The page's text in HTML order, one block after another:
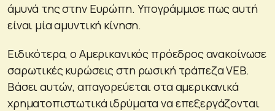
άμυνά της στην Ευρώπη. Υπογράμμισε πως αυτή
είναι μία αμυντική κίνηση.
Ειδικότερα, ο Αμερικανικός πρόεδρος ανακοίνωσε
σαρωτικές κυρώσεις στη ρωσική τράπεζα VEB.
Βάσει αυτών, απαγορεύεται στα αμερικανικά
χρηματοπιστωτικά ιδρύματα να επεξεργάζονται